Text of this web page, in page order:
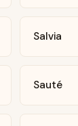
Salvia
Sauté